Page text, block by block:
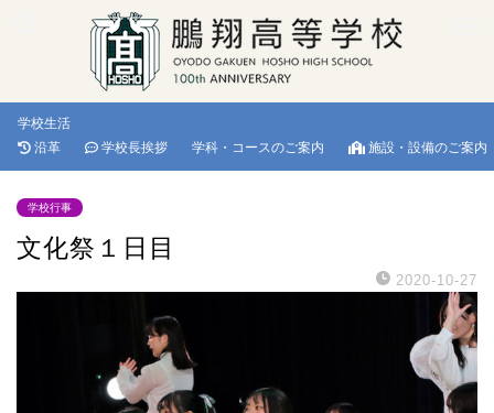
学校生活
沿革
学校長挨拶 学科・コースのご案内 施設・設備のご案内
学校行事
文化祭１日目
2020-10-27